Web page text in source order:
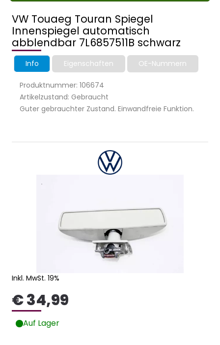
VW Touaeg Touran Spiegel
Innenspiegel automatisch
abblendbar 7L6857511B schwarz
Info Eigenschaften OE-Nummern
Produktnummer: 106674
Artikelzustand: Gebraucht
Guter gebrauchter Zustand. Einwandfreie Funktion.
Inkl. MwSt. 19%
€ 34,99
Auf Lager